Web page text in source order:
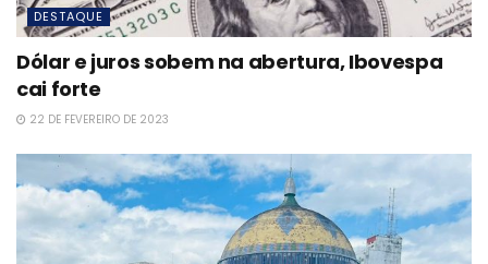
DESTAQUE
Dólar e juros sobem na abertura, Ibovespa
cai forte
22 DE FEVEREIRO DE 2023